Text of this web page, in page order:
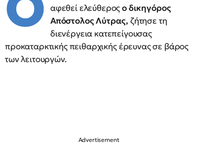
αφεθεί ελεύθεροςο δικηγόρος
Απόστολος Λύτρας, ζήτησε τη
διενέργεια κατεπείγουσας
προκαταρκτικής πειθαρχικής έρευνας σε βάρος
των λειτουργών.